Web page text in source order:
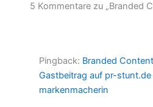
5 Kommentare zu „Branded
Pingback: Branded
Gastbeitrag auf pr-
markenmacherin